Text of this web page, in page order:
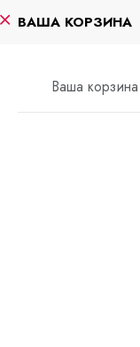
ВАША КОРЗИНА
Ваша корзина